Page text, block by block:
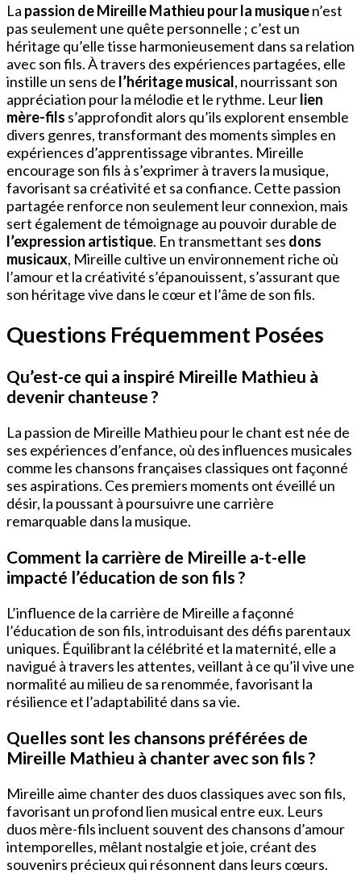
La passion de Mireille Mathieu pour la musiquen’est
pas seulement une quête personnelle ; c’est un
héritage qu’elle tisse harmonieusement dans sa relation
avec son fils. À travers des expériences partagées, elle
instille un sens de l’héritage musical, nourrissant son
appréciation pour la mélodie et le rythme. Leurlien
mère-fils s’approfondit alors qu’ils explorent ensemble
divers genres, transformant des moments simples en
expériences d’apprentissage vibrantes. Mireille
encourage son fils à s’exprimer à travers la musique,
favorisant sa créativité et sa confiance. Cette passion
partagée renforce non seulement leur connexion, mais
sert également de témoignage au pouvoir durable de
l’expression artistique. En transmettant ses dons
musicaux, Mireille cultive un environnement riche où
l’amour et la créativité s’épanouissent, s’assurant que
son héritage vive dans le cœur et l’âme de son fils.
Questions Fréquemment Posées
Qu’est-ce qui a inspiré Mireille Mathieu à
devenir chanteuse ?
La passion de Mireille Mathieu pour le chant est née de
ses expériences d’enfance, où des influences musicales
comme les chansons françaises classiques ont façonné
ses aspirations. Ces premiers moments ont éveillé un
désir, la poussant à poursuivre une carrière
remarquable dans la musique.
Comment la carrière de Mireille a-t-elle
impacté l’éducation de son fils ?
L’influence de la carrière de Mireille a façonné
l’éducation de son fils, introduisant des défis parentaux
uniques. Équilibrant la célébrité et la maternité, elle a
navigué à travers les attentes, veillant à ce qu’il vive une
normalité au milieu de sa renommée, favorisant la
résilience et l’adaptabilité dans sa vie.
Quelles sont les chansons préférées de
Mireille Mathieu à chanter avec son fils ?
Mireille aime chanter des duos classiques avec son fils,
favorisant un profond lien musical entre eux. Leurs
duos mère-fils incluent souvent des chansons d’amour
intemporelles, mêlant nostalgie et joie, créant des
souvenirs précieux qui résonnent dans leurs cœurs.